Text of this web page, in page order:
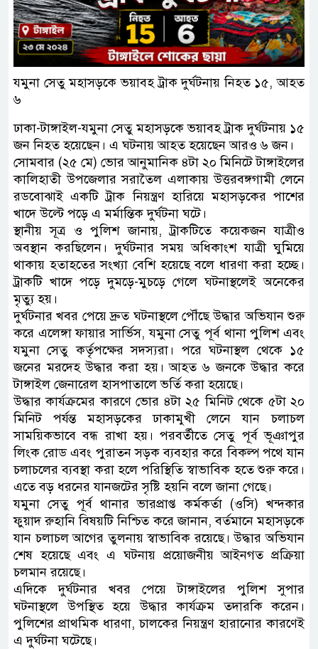
যমুনা সেতু মহাসড়কে ভয়াবহ ট্রাক দুর্ঘটনায় নিহত ১৫, আহত
৬
ঢাকা-টাঙ্গাইল-যমুনা সেতু মহাসড়কে ভয়াবহ ট্রাক দুর্ঘটনায় ১৫
জন নিহত হয়েছেন। এ ঘটনায় আহত হয়েছেন আরও ৬ জন।
সোমবার (২৫ মে) ভোর আনুমানিক ৪টা ২০ মিনিটে টাঙ্গাইলের
কালিহাতী উপজেলার সরাতৈল এলাকায় উত্তরবঙ্গগামী লেনে
রডবোঝাই একটি ট্রাক নিয়ন্ত্রণ হারিয়ে মহাসড়কের পাশের
খাদে উল্টে পড়ে এ মর্মান্তিক দুর্ঘটনা ঘটে।
স্থানীয় সূত্র ও পুলিশ জানায়, ট্রাকটিতে কয়েকজন যাত্রীও
অবস্থান করছিলেন। দুর্ঘটনার সময় অধিকাংশ যাত্রী ঘুমিয়ে
থাকায় হতাহতের সংখ্যা বেশি হয়েছে বলে ধারণা করা হচ্ছে।
ট্রাকটি খাদে পড়ে দুমড়ে-মুচড়ে গেলে ঘটনাস্থলেই অনেকের
মৃত্যু হয়।
দুর্ঘটনার খবর পেয়ে দ্রুত ঘটনাস্থলে পৌঁছে উদ্ধার অভিযান শুরু
করে এলেঙ্গা ফায়ার সার্ভিস, যমুনা সেতু পূর্ব থানা পুলিশ এবং
যমুনা সেতু কর্তৃপক্ষের সদস্যরা। পরে ঘটনাস্থল থেকে ১৫
জনের মরদেহ উদ্ধার করা হয়। আহত ৬ জনকে উদ্ধার করে
টাঙ্গাইল জেনারেল হাসপাতালে ভর্তি করা হয়েছে।
উদ্ধার কার্যক্রমের কারণে ভোর ৪টা ২৫ মিনিট থেকে ৫টা ২০
মিনিট পর্যন্ত মহাসড়কের ঢাকামুখী লেনে যান চলাচল
সাময়িকভাবে বন্ধ রাখা হয়। পরবর্তীতে সেতু পূর্ব ভূঞাপুর
লিংক রোড এবং পুরাতন সড়ক ব্যবহার করে বিকল্প পথে যান
চলাচলের ব্যবস্থা করা হলে পরিস্থিতি স্বাভাবিক হতে শুরু করে।
এতে বড় ধরনের যানজটের সৃষ্টি হয়নি বলে জানা গেছে।
যমুনা সেতু পূর্ব থানার ভারপ্রাপ্ত কর্মকর্তা (ওসি) খন্দকার
ফুয়াদ রুহানি বিষয়টি নিশ্চিত করে জানান, বর্তমানে মহাসড়কে
যান চলাচল আগের তুলনায় স্বাভাবিক রয়েছে। উদ্ধার অভিযান
শেষ হয়েছে এবং এ ঘটনায় প্রয়োজনীয় আইনগত প্রক্রিয়া
চলমান রয়েছে।
এদিকে দুর্ঘটনার খবর পেয়ে টাঙ্গাইলের পুলিশ সুপার
ঘটনাস্থলে উপস্থিত হয়ে উদ্ধার কার্যক্রম তদারকি করেন।
পুলিশের প্রাথমিক ধারণা, চালকের নিয়ন্ত্রণ হারানোর কারণেই
এ দুর্ঘটনা ঘটেছে।